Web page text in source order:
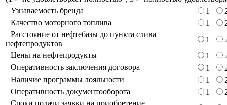
Узнаваемость бренда
1
Качество моторного топлива
1
Расстояние от нефтебазы до пункта слива
нефтепродуктов
1
Цены на нефтепродукты
1
Оперативность заключения договора
1
Наличие программы лояльности
1
Оперативность документооборота
1